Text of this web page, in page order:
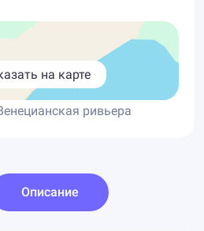
на карте
ривьера
Описание